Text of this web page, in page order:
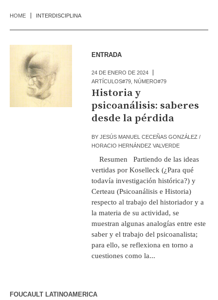
HOME INTERDISCIPLINA
ENTRADA
24 DE ENERO DE 2024
ARTÍCULOS#79 NÚMERO#79
Historia y
psicoanálisis: saberes
desde la pérdida
BYJESÚS MANUEL CECEÑAS GONZÁLEZ /
HORACIO HERNÁNDEZ VALVERDE
Resumen Partiendo de las ideas
vertidas por Koselleck (¿Para qué
todavía investigación histórica?) y
Certeau (Psicoanálisis e Historia)
respecto al trabajo del historiador y a
la materia de su actividad, se
muestran algunas analogías entre este
saber y el trabajo del psicoanalista;
para ello, se reflexiona en torno a
cuestiones como la...
FOUCAULT LATINOAMERICA